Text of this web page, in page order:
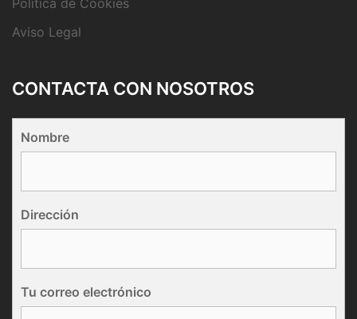
Política de Cookies
Aviso Legal
CONTACTA CON NOSOTROS
Nombre
Dirección
Tu correo electrónico